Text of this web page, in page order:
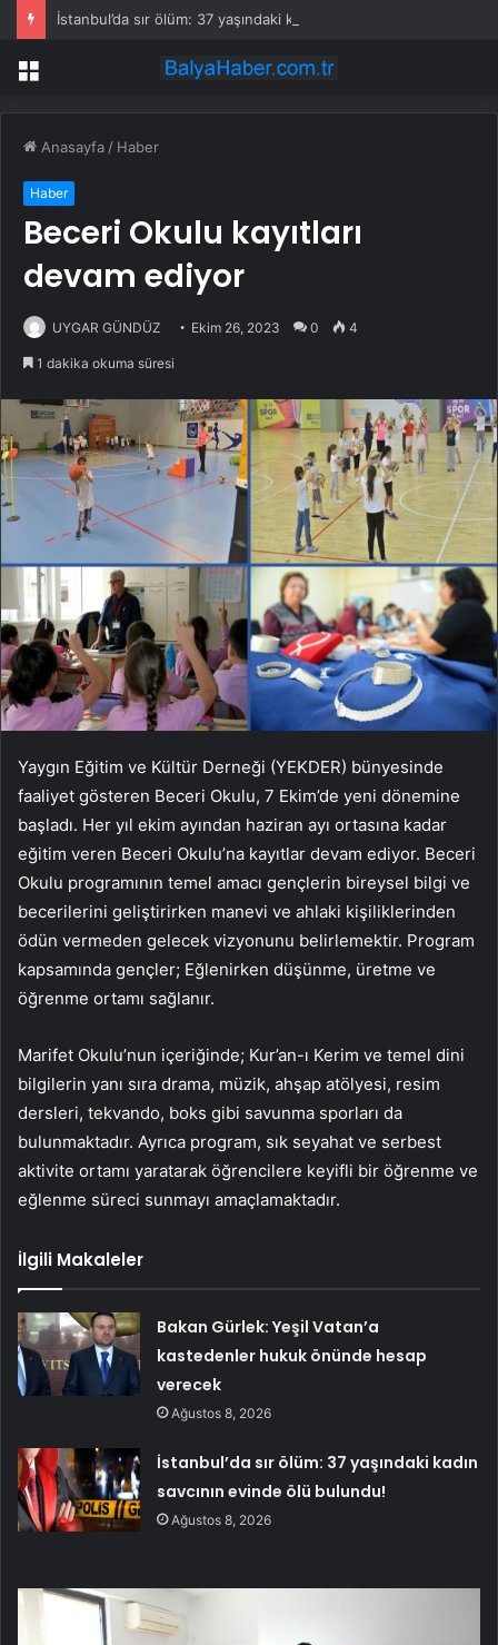
Menü
Anasayfa / Haber
Haber
Beceri Okulu kayıtları
devam ediyor
UYGAR GÜNDÜZ Ekim 26, 2023 0 4
1 dakika okuma süresi
Yaygın Eğitim ve Kültür Derneği (YEKDER) bünyesinde
faaliyet gösteren Beceri Okulu, 7 Ekim’de yeni dönemine
başladı. Her yıl ekim ayından haziran ayı ortasına kadar
eğitim veren Beceri Okulu’na kayıtlar devam ediyor. Beceri
Okulu programının temel amacı gençlerin bireysel bilgi ve
becerilerini geliştirirken manevi ve ahlaki kişiliklerinden
ödün vermeden gelecek vizyonunu belirlemektir. Program
kapsamında gençler; Eğlenirken düşünme, üretme ve
öğrenme ortamı sağlanır.
Marifet Okulu’nun içeriğinde; Kur’an-ı Kerim ve temel dini
bilgilerin yanı sıra drama, müzik, ahşap atölyesi, resim
dersleri, tekvando, boks gibi savunma sporları da
bulunmaktadır. Ayrıca program, sık seyahat ve serbest
aktivite ortamı yaratarak öğrencilere keyifli bir öğrenme ve
eğlenme süreci sunmayı amaçlamaktadır.
İlgili Makaleler
Bakan Gürlek: Yeşil Vatan’a
kastedenler hukuk önünde hesap
verecek
Ağustos 8, 2026
İstanbul’da sır ölüm: 37 yaşındaki kadın
savcının evinde ölü bulundu!
Ağustos 8, 2026